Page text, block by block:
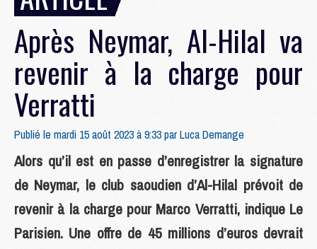
Après Neymar, Al-Hilal va
revenir à la charge pour
Verratti
Publié le mardi 15 août 2023 à 9:33 parLuca Demange
Alors qu’il est en passe d’enregistrer la signature
de Neymar, le club saoudien d’Al-Hilal prévoit de
revenir à la charge pour Marco Verratti, indique Le
Parisien. Une offre de 45 millions d’euros devrait